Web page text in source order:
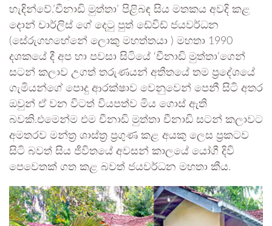
හැඳින්වේ.’චීනාඩි මුත්තා’ පිළිබඳ සිය මතකය අවදි කළ
දොන් චාර්ලිස් ගේ දෙටු පුත් ඩේවිඩ් ජයවර්ධන
(සේරුගහහේනේ ලොකු මහත්තයා ) මහතා 1990
දශකයේ දී අප හා පවසා සිටියේ ‘චීනාඩි මුත්තා’ගෙන්
සටන් කලාව උගත් තරුණයන් අතීතයේ තම ප්‍රදේශයේ
ගැමියන්ගේ පොදු ආරක්ෂාව වෙනුවෙන් පෙනී සිටි අතර
ඔවුන් ඒ වන විටත් වියපත්ව මිය ගොස් ඇති
බවකි.එමෙන්ම එම චීනාඩි මුත්තා චීනාඩි සටන් කලාවට
අමතරව මන්ත්‍ර ශාස්ත්‍ර ප්‍රගුණ කළ අයකු ලෙස ප්‍රකටව
සිටි බවත් සිය ජීවිතයේ අවසන් කාලයේ යෝගී දිවි
පෙවෙතක් ගත කළ බවත් ජයවර්ධන මහතා කීය.